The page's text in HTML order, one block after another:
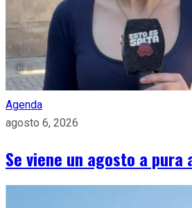
Agenda
agosto 6, 2026
Se viene un agosto a pura